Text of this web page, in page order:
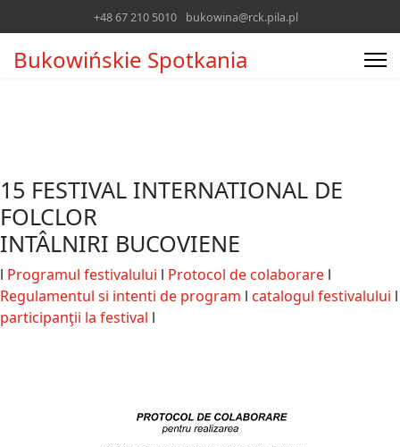
+48 67 210 5010 bukowina@rck.pila.pl
Bukowińskie Spotkania
15 FESTIVAL INTERNATIONAL DE
FOLCLOR
INTÂLNIRI BUCOVIENE
l Programul festivalului l Protocol de colaborare l
Regulamentul si intenti de program l catalogul festivalului l
participanţii la festival l